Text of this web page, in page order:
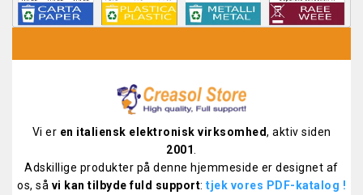
Vi er en italiensk elektronisk virksomhed, aktiv siden
2001
Adskillige produkter på denne hjemmeside er designet af
os, så vi kan tilbyde fuld support: tjek vores PDF-katalog !